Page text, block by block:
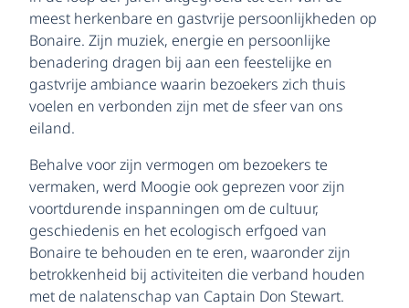
meest herkenbare en gastvrije persoonlijkheden op
Bonaire. Zijn muziek, energie en persoonlijke
benadering dragen bij aan een feestelijke en
gastvrije ambiance waarin bezoekers zich thuis
voelen en verbonden zijn met de sfeer van ons
eiland.
Behalve voor zijn vermogen om bezoekers te
vermaken, werd Moogie ook geprezen voor zijn
voortdurende inspanningen om de cultuur,
geschiedenis en het ecologisch erfgoed van
Bonaire te behouden en te eren, waaronder zijn
betrokkenheid bij activiteiten die verband houden
met de nalatenschap van Captain Don Stewart.